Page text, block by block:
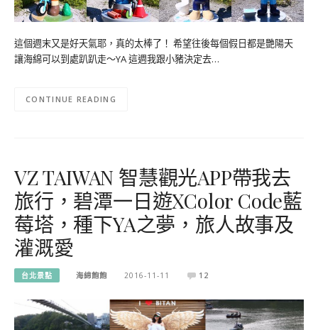
這個週末又是好天氣耶，真的太棒了！ 希望往後每個假日都是艷陽天
讓海綿可以到處趴趴走～YA 這週我跟小豬決定去…
CONTINUE READING
VZ TAIWAN 智慧觀光APP帶我去
旅行，碧潭一日遊XColor Code藍
莓塔，種下YA之夢，旅人故事及
灌溉愛
台北景點 海綿飽飽 2016-11-11 12